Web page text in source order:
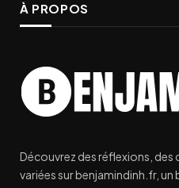
À PROPOS
Découvrez des réflexions,
variées sur benjamindinh.fr, un